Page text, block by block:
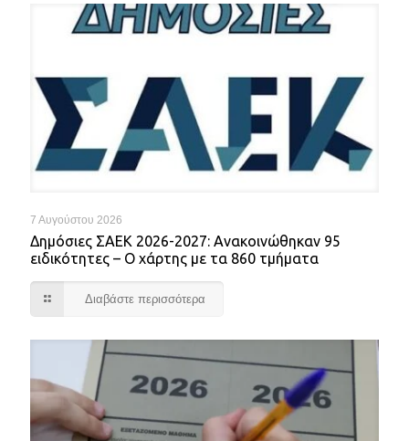
7 Αυγούστου 2026
Δημόσιες ΣΑΕΚ 2026-2027: Ανακοινώθηκαν 95
ειδικότητες – Ο χάρτης με τα 860 τμήματα
Διαβάστε περισσότερα